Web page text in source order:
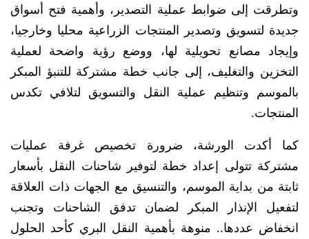
وتطرقت إلى ضوابط عملية التصدير، وأهمية فتح أسواق
جديدة لتسويق وتصدير المنتجات الزراعية محليا وخارجيا،
وإيجاد مصانع تحويلية لها، ووضع رؤية واضحة لعملية
التخزين والتغليف، إلى جانب خطة مشتركة للتنبؤ المبكر
بالموسم وتنظيم عملية النقل والتسويق لتلافي تكدس
المنتجات.
كما أكدت الورشة، ضرورة تخصيص غرفة عمليات
مشتركة تتولى إعداد خطة لتوفير شاحنات النقل بأسعار
ثابتة من بداية الموسم، والتنسيق مع الجهات ذات العلاقة
لتفعيل الإنذار المبكر لضمان تدفق الشاحنات وتجنب
انخفاض عددها.. منوهة بأهمية النقل البري كأحد الحلول